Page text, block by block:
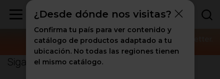
Sigamos conectados
¿Desde dónde nos visitas?
Confirma tu país para ver contenido y
catálogo de productos adaptado a tu
ubicación. No todas las regiones tienen
el mismo catálogo.